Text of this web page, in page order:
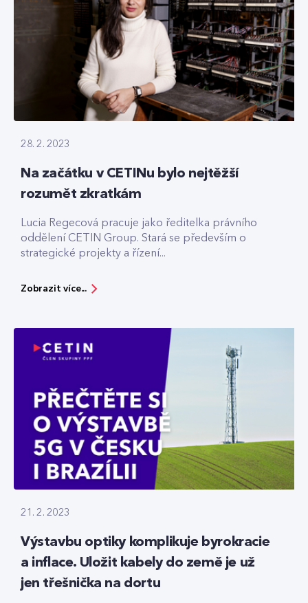
28. 2. 2023
Na začátku v CETINu bylo nejtěžší
rozumět zkratkám
Lucia Regecová pracuje jako ředitelka právního
oddělení CETIN Group. Stará se především o
strategické projekty a řízení...
Zobrazit více...
21. 2. 2023
Výstavbu optiky komplikuje byrokracie
a inflace. Uložit kabely do země je už
jen třešnička na dortu